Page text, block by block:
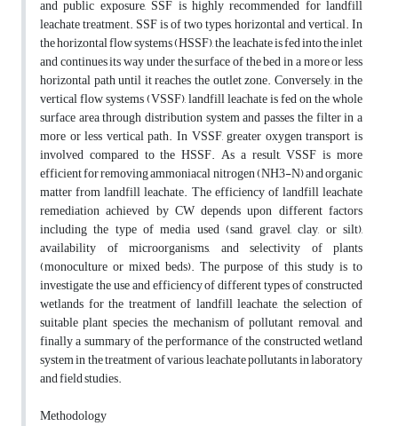
and public exposure, SSF is highly recommended for landfill
leachate treatment. SSF is of two types, horizontal and vertical. In
the horizontal flow systems (HSSF), the leachate is fed into the inlet
and continues its way under the surface of the bed in a more or less
horizontal path until it reaches the outlet zone. Conversely, in the
vertical flow systems (VSSF), landfill leachate is fed on the whole
surface area through distribution system and passes the filter in a
more or less vertical path. In VSSF, greater oxygen transport is
involved compared to the HSSF. As a result, VSSF is more
efficient for removing ammoniacal nitrogen (NH3-N) and organic
matter from landfill leachate. The efficiency of landfill leachate
remediation achieved by CW depends upon different factors
including the type of media used (sand, gravel, clay, or silt),
availability of microorganisms, and selectivity of plants
(monoculture or mixed beds). The purpose of this study is to
investigate the use and efficiency of different types of constructed
wetlands for the treatment of landfill leachate, the selection of
suitable plant species, the mechanism of pollutant removal, and
finally a summary of the performance of the constructed wetland
system in the treatment of various leachate pollutants in laboratory
and field studies.
Methodology